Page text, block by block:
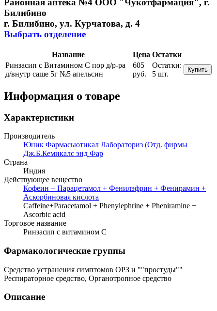
Районная аптека №4 ООО "Чукотфармация", г.
Билибино
г. Билибино, ул. Курчатова, д. 4
Выбрать отделение
Название Цена Остатки
Ринзасип с Витамином С пор д/р-ра
д/внутр саше 5г №5 апельсин
605
руб.
Остатки:
5 шт.
Купить
Информация о товаре
Характеристики
Производитель
Юник Фармасьютикал Лабораториз (Отд. фирмы
Дж.Б.Кемикалс энд Фар
Страна
Индия
Действующее вещество
Кофеин + Парацетамол + Фенилэфрин + Фенирамин +
Аскорбиновая кислота
Caffeine+Paracetamol + Phenylephrine + Pheniramine +
Ascorbic acid
Торговое название
Ринзасип с витамином C
Фармакологические группы
Средство устранения симптомов ОРЗ и ""простуды""
Респираторное средство, Органотропное средство
Описание